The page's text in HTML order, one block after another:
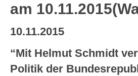
am
10.11.2015
“Mit Helmut Schmidt
Politik der